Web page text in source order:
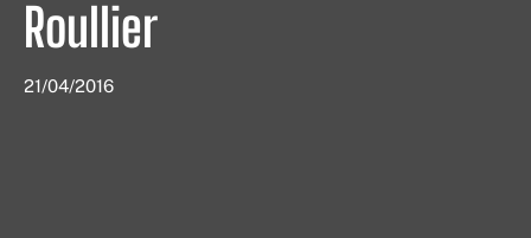
Roullier
21/04/2016